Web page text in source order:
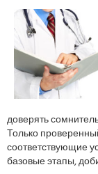
доверять
Только
соответствующие
базовые этапы,